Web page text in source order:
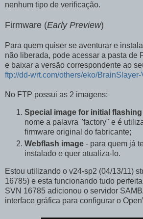
nenhum tipo de verificação.
Firmware (Early Preview)
Para quem quiser se aventurar e
não liberada, pode acessar a pasta de
e baixar a versão correspondente ao
ftp://dd-wrt.com/others/eko/
No FTP possui as 2 imagens:
Special image for initial flashing
nome a palavra "factory" e é
firmware original do fabricante;
Webflash image - para quem já
instalado e quer atualiza-lo.
Estou utilizando o v24-sp2 (04/13/11)
16785) e esta funcionando tudo
SVN 16785 adicionou o servidor
interface gráfica para configurar o